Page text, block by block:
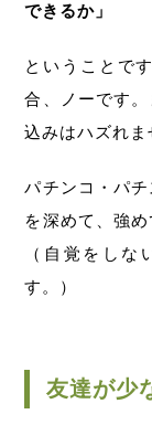
できるか」
ということで
合、ノーです
込みはハズれま
パチンコ・パ
を深めて、強
（自覚をし
す。）
友達が少